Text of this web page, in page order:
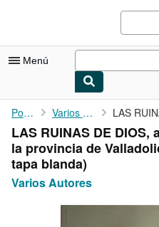
Pasar al contenido principal
Menú
Mi cuenta
Consultar mis pedidos
Cerrar sesión
Búsqueda avanzada
Portada Varios Autores
LAS RUINAS DE
la provincia de
tapa blanda)
Varios Autores